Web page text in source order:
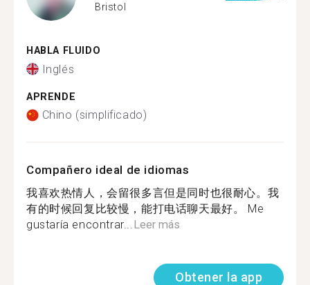
Bristol
HABLA FLUIDO
Inglés
APRENDE
Chino (simplificado)
Compañero ideal de idiomas
我喜欢热情人，会留很多言但是同时也很耐心。我
有的时候回复比较慢，能打电话聊天最好。 Me
gustaría encontrar...Leer más
Obtener la app